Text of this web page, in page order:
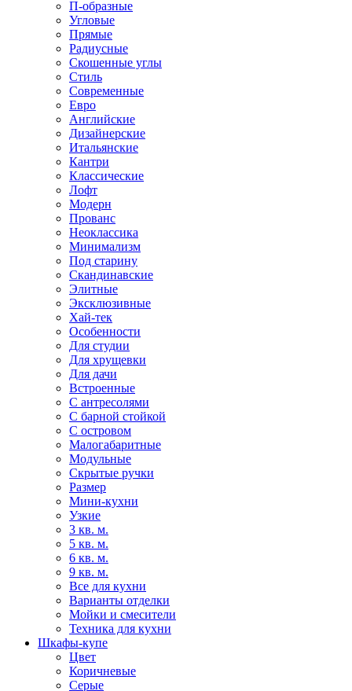
П-образные
Угловые
Прямые
Радиусные
Скошенные углы
Стиль
Современные
Евро
Английские
Дизайнерские
Итальянские
Кантри
Классические
Лофт
Модерн
Прованс
Неоклассика
Минимализм
Под старину
Скандинавские
Элитные
Эксклюзивные
Хай-тек
Особенности
Для студии
Для хрущевки
Для дачи
Встроенные
С антресолями
С барной стойкой
С островом
Малогабаритные
Модульные
Скрытые ручки
Размер
Мини-кухни
Узкие
3 кв. м.
5 кв. м.
6 кв. м.
9 кв. м.
Все для кухни
Варианты отделки
Мойки и смесители
Техника для кухни
Шкафы-купе
Цвет
Коричневые
Серые